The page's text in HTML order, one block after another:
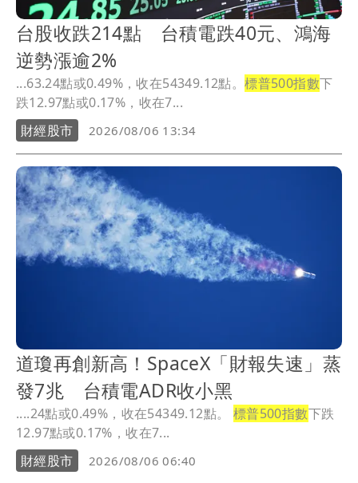
台股收跌214點 台積電跌40元、鴻海
逆勢漲逾2%
...63.24點或0.49%，收在54349.12點。標普500指數下
跌12.97點或0.17%，收在7...
財經股市
2026/08/06 13:34
道瓊再創新高！SpaceX「財報失速」蒸
發7兆 台積電ADR收小黑
....24點或0.49%，收在54349.12點。 標普500指數下跌
12.97點或0.17%，收在7...
財經股市
2026/08/06 06:40